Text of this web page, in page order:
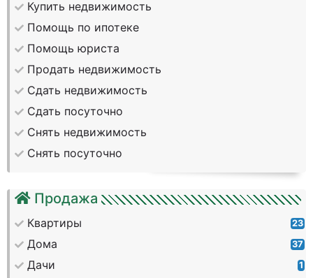
Купить недвижимость
Помощь по ипотеке
Помощь юриста
Продать недвижимость
Сдать недвижимость
Сдать посуточно
Снять недвижимость
Снять посуточно
Продажа
Квартиры 23
Дома 37
Дачи 1